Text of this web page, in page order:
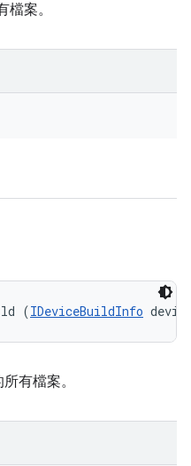
檔案。
(IDeviceBuildInfo
有檔案。